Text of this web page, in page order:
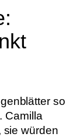
so
Camilla
sie würden